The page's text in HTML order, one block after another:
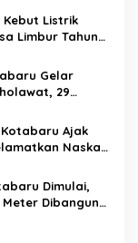
Listrik
Limbur Tahun
Gelar
29
Ajak
Naskah
Dimulai,
Meter Dibangun